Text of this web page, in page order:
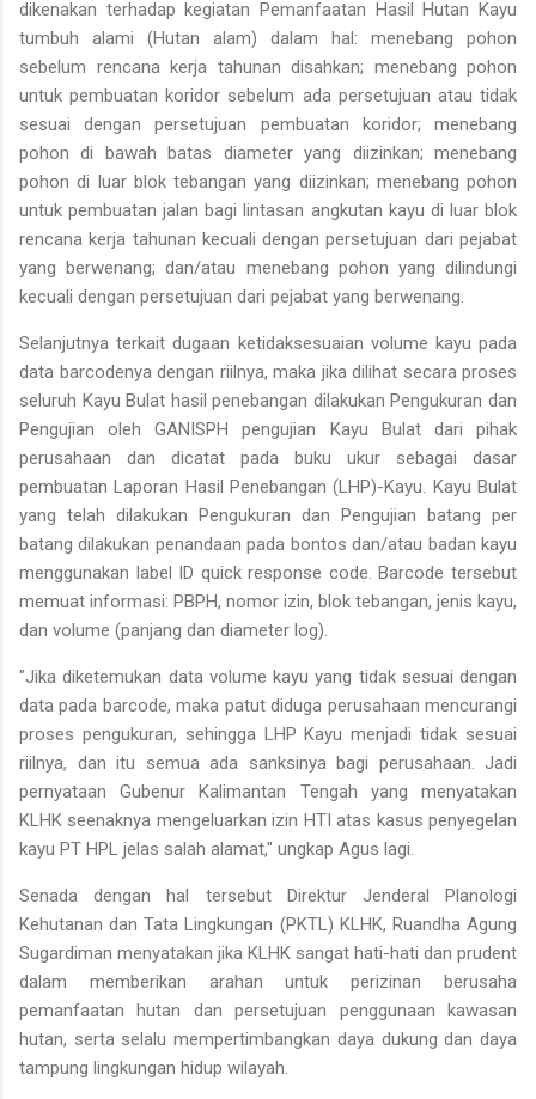
dikenakan terhadap kegiatan Pemanfaatan Hasil Hutan Kayu
tumbuh alami (Hutan alam) dalam hal: menebang pohon
sebelum rencana kerja tahunan disahkan; menebang pohon
untuk pembuatan koridor sebelum ada persetujuan atau tidak
sesuai dengan persetujuan pembuatan koridor; menebang
pohon di bawah batas diameter yang diizinkan; menebang
pohon di luar blok tebangan yang diizinkan; menebang pohon
untuk pembuatan jalan bagi lintasan angkutan kayu di luar blok
rencana kerja tahunan kecuali dengan persetujuan dari pejabat
yang berwenang; dan/atau menebang pohon yang dilindungi
kecuali dengan persetujuan dari pejabat yang berwenang.
Selanjutnya terkait dugaan ketidaksesuaian volume kayu pada
data barcodenya dengan riilnya, maka jika dilihat secara proses
seluruh Kayu Bulat hasil penebangan dilakukan Pengukuran dan
Pengujian oleh GANISPH pengujian Kayu Bulat dari pihak
perusahaan dan dicatat pada buku ukur sebagai dasar
pembuatan Laporan Hasil Penebangan (LHP)-Kayu. Kayu Bulat
yang telah dilakukan Pengukuran dan Pengujian batang per
batang dilakukan penandaan pada bontos dan/atau badan kayu
menggunakan label ID quick response code. Barcode tersebut
memuat informasi: PBPH, nomor izin, blok tebangan, jenis kayu,
dan volume (panjang dan diameter log).
"Jika diketemukan data volume kayu yang tidak sesuai dengan
data pada barcode, maka patut diduga perusahaan mencurangi
proses pengukuran, sehingga LHP Kayu menjadi tidak sesuai
riilnya, dan itu semua ada sanksinya bagi perusahaan. Jadi
pernyataan Gubenur Kalimantan Tengah yang menyatakan
KLHK seenaknya mengeluarkan izin HTI atas kasus penyegelan
kayu PT HPL jelas salah alamat," ungkap Agus lagi.
Senada dengan hal tersebut Direktur Jenderal Planologi
Kehutanan dan Tata Lingkungan (PKTL) KLHK, Ruandha Agung
Sugardiman menyatakan jika KLHK sangat hati-hati dan prudent
dalam memberikan arahan untuk perizinan berusaha
pemanfaatan hutan dan persetujuan penggunaan kawasan
hutan, serta selalu mempertimbangkan daya dukung dan daya
tampung lingkungan hidup wilayah.